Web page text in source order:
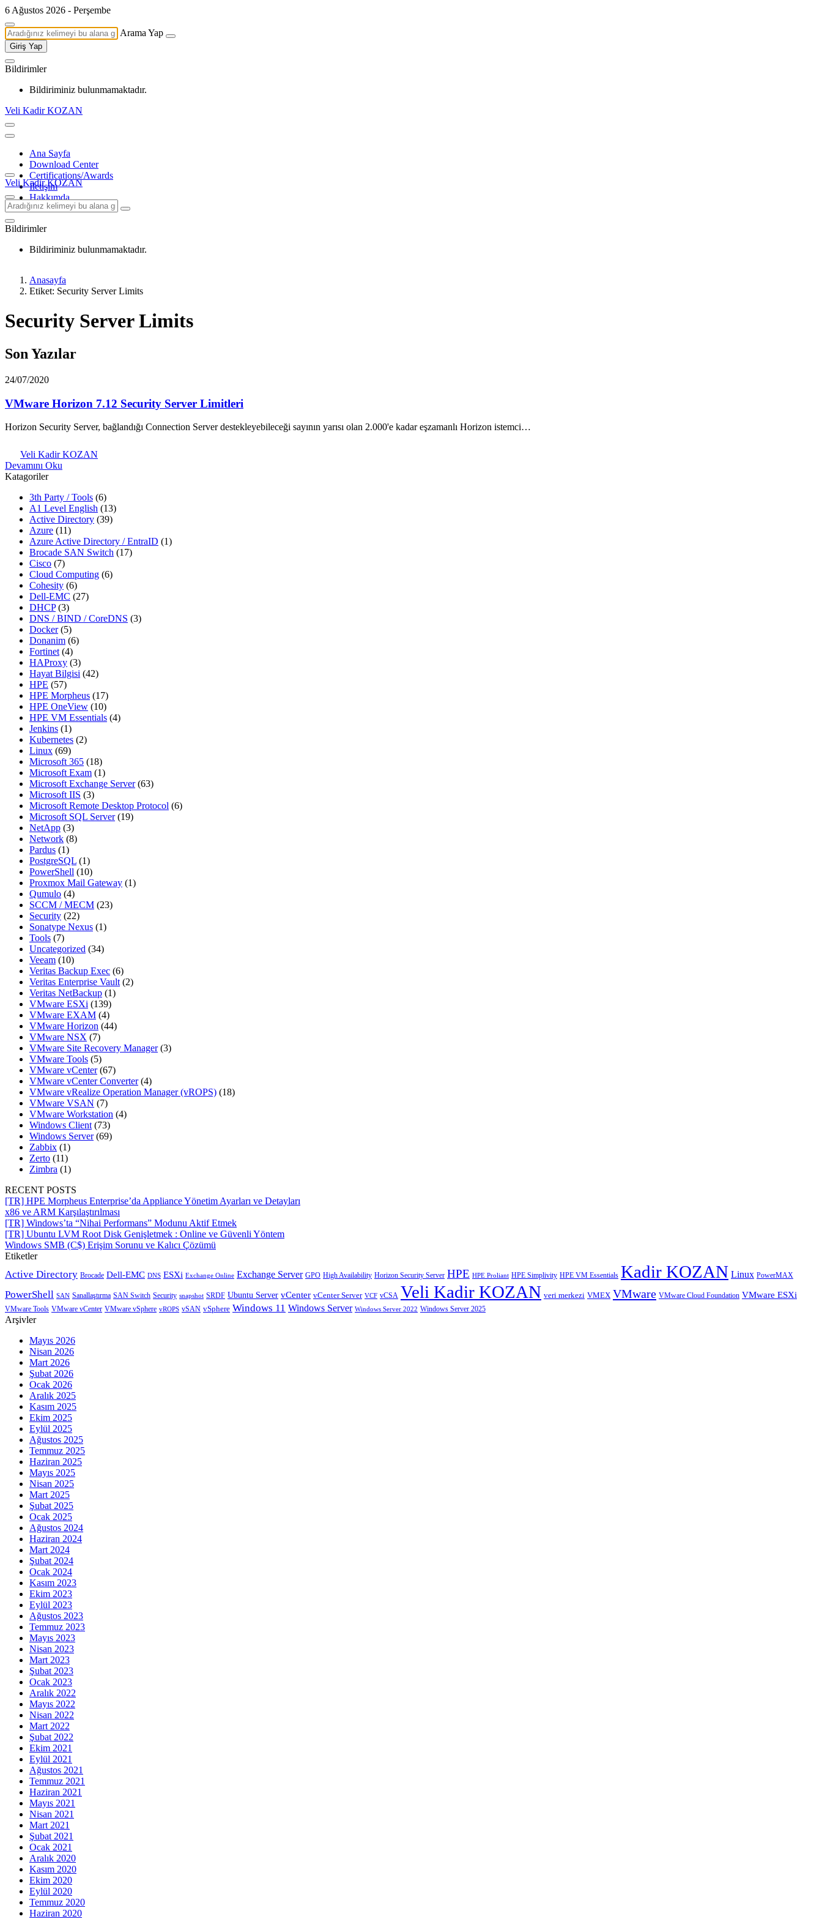
6 Ağustos 2026 - Perşembe
Arama Yap
Giriş Yap
Bildirimler
Bildiriminiz bulunmamaktadır.
Veli Kadir KOZAN
Ana Sayfa
Download Center
Certifications/Awards
İletişim
Hakkımda
Veli Kadir KOZAN
Bildirimler
Bildiriminiz bulunmamaktadır.
Anasayfa
Etiket: Security Server Limits
Security Server Limits
Son Yazılar
24/07/2020
VMware Horizon 7.12 Security Server Limitleri
Horizon Security Server, bağlandığı Connection Server destekleyebileceği sayının yarısı olan 2.000'e kadar eşzamanlı Horizon istemci…
Veli Kadir KOZAN
Devamını Oku
Katagoriler
3th Party / Tools (6)
A1 Level English (13)
Active Directory (39)
Azure (11)
Azure Active Directory / EntraID (1)
Brocade SAN Switch (17)
Cisco (7)
Cloud Computing (6)
Cohesity (6)
Dell-EMC (27)
DHCP(3)
DNS / BIND / CoreDNS (3)
Docker(5)
Donanim (6)
Fortinet (4)
HAProxy (3)
Hayat Bilgisi (42)
HPE (57)
HPE Morpheus (17)
HPE OneView (10)
HPE VM Essentials (4)
Jenkins (1)
Kubernetes (2)
Linux (69)
Microsoft 365 (18)
Microsoft Exam (1)
Microsoft Exchange Server(63)
Microsoft IIS (3)
Microsoft Remote Desktop Protocol (6)
Microsoft SQL Server(19)
NetApp (3)
Network (8)
Pardus (1)
PostgreSQL (1)
PowerShell (10)
Proxmox Mail Gateway (1)
Qumulo (4)
SCCM / MECM (23)
Security (22)
Sonatype Nexus (1)
Tools (7)
Uncategorized (34)
Veeam (10)
Veritas Backup Exec (6)
Veritas Enterprise Vault (2)
Veritas NetBackup (1)
VMware ESXi (139)
VMware EXAM (4)
VMware Horizon (44)
VMware NSX (7)
VMware Site Recovery Manager(3)
VMware Tools (5)
VMware vCenter(67)
VMware vCenter Converter(4)
VMware vRealize Operation Manager (vROPS) (18)
VMware VSAN (7)
VMware Workstation (4)
Windows Client (73)
Windows Server(69)
Zabbix (1)
Zerto (11)
Zimbra (1)
RECENT POSTS
[TR] HPE Morpheus Enterprise’da Appliance Yönetim Ayarları ve Detayları
x86 ve ARM Karşılaştırılması
[TR] Windows’ta “Nihai Performans” Modunu Aktif Etmek
[TR] Ubuntu LVM Root Disk Genişletmek : Online ve Güvenli Yöntem
Windows SMB (C$) Erişim Sorunu ve Kalıcı Çözümü
Etiketler
Active Directory Brocade Dell-EMC DNS ESXi Exchange Online Exchange Server GPO High Availability Horizon Security Server HPE HPE Proliant HPE Simplivity HPE VM Essentials Kadir KOZAN Linux PowerMAX
PowerShell SAN Sanallaştırma SAN Switch Security snapshot SRDF Ubuntu Server vCenter vCenter Server VCF vCSA Veli Kadir KOZAN veri merkezi VMEX VMware VMware Cloud Foundation VMware ESXi
VMware Tools VMware vCenter VMware vSphere vROPS vSAN vSphere Windows 11 Windows Server Windows Server 2022 Windows Server 2025
Arşivler
Mayıs 2026
Nisan 2026
Mart 2026
Şubat 2026
Ocak 2026
Aralık 2025
Kasım 2025
Ekim 2025
Eylül 2025
Ağustos 2025
Temmuz 2025
Haziran 2025
Mayıs 2025
Nisan 2025
Mart 2025
Şubat 2025
Ocak 2025
Ağustos 2024
Haziran 2024
Mart 2024
Şubat 2024
Ocak 2024
Kasım 2023
Ekim 2023
Eylül 2023
Ağustos 2023
Temmuz 2023
Mayıs 2023
Nisan 2023
Mart 2023
Şubat 2023
Ocak 2023
Aralık 2022
Mayıs 2022
Nisan 2022
Mart 2022
Şubat 2022
Ekim 2021
Eylül 2021
Ağustos 2021
Temmuz 2021
Haziran 2021
Mayıs 2021
Nisan 2021
Mart 2021
Şubat 2021
Ocak 2021
Aralık 2020
Kasım 2020
Ekim 2020
Eylül 2020
Temmuz 2020
Haziran 2020